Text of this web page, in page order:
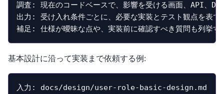
調査: 現在のコードベースで、影響を受ける画面、API、DB
出力: 受け入れ条件ごとに、必要な実装とテスト観点を表で
補足: 仕様が曖昧な点や、実装前に確認すべき質問も列挙す
基本設計に沿って実装まで依頼する例:
入力: docs/design/user-role-basic-design.md